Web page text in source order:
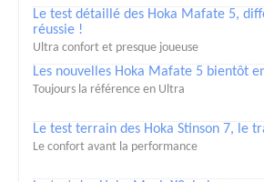
Le test détaillé des Hoka Mafate 5,
réussie !
Ultra confort et presque joueuse
Les nouvelles Hoka Mafate 5 bientôt
Toujours la référence en Ultra
Le test terrain des Hoka Stinson 7, le
Le confort avant la performance